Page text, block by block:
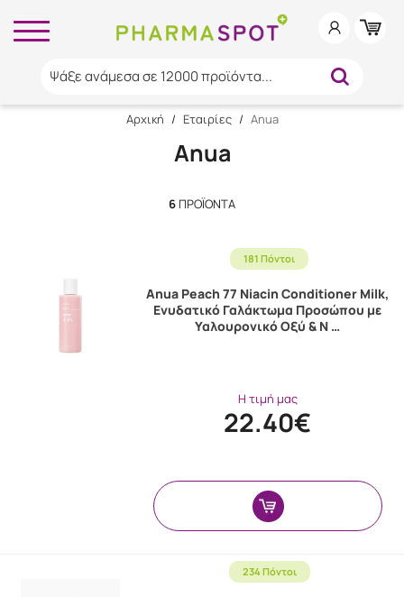
Ψάξε ανάμεσα σε 12000 προϊόντα...
Αρχική / Εταιρίες / Anua
Anua
6 ΠΡΟΪΌΝΤΑ
181 Πόντοι
Anua Peach 77 Niacin Conditioner Milk,
Ενυδατικό Γαλάκτωμα Προσώπου με
Υαλουρονικό Οξύ & Ν …
Η τιμή μας
22.40€
234 Πόντοι